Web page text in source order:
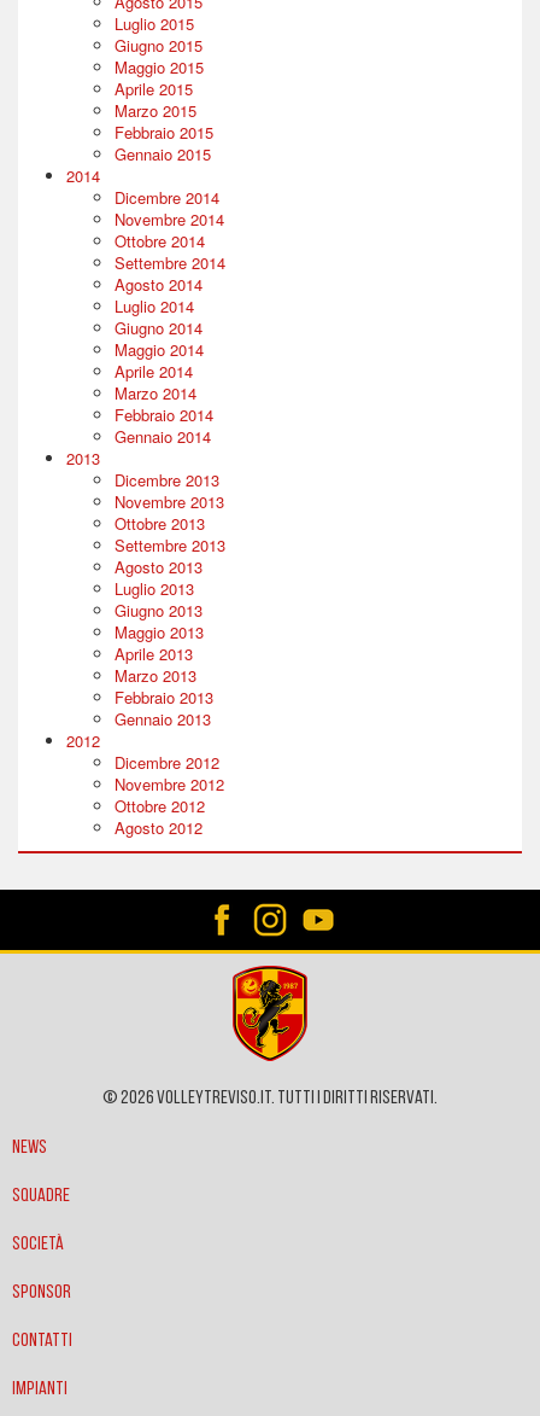
Luglio 2015
Giugno 2015
Maggio 2015
Aprile 2015
Marzo 2015
Febbraio 2015
Gennaio 2015
2014
Dicembre 2014
Novembre 2014
Ottobre 2014
Settembre 2014
Agosto 2014
Luglio 2014
Giugno 2014
Maggio 2014
Aprile 2014
Marzo 2014
Febbraio 2014
Gennaio 2014
2013
Dicembre 2013
Novembre 2013
Ottobre 2013
Settembre 2013
Agosto 2013
Luglio 2013
Giugno 2013
Maggio 2013
Aprile 2013
Marzo 2013
Febbraio 2013
Gennaio 2013
2012
Dicembre 2012
Novembre 2012
Ottobre 2012
Agosto 2012
© 2026 VOLLEYTREVISO.IT. Tutti i diritti riservati.
News
Squadre
Società
Sponsor
Contatti
Impianti